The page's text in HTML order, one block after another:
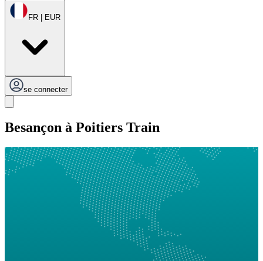
FR | EUR
se connecter
Besançon à Poitiers Train